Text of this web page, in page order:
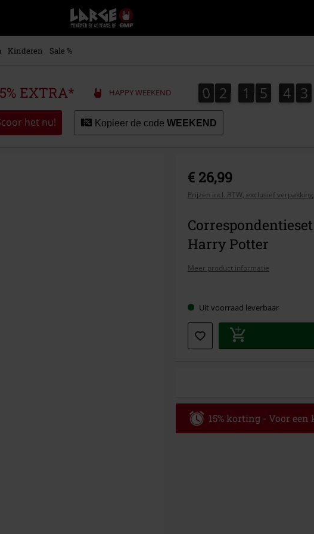
Large
–
Muziek-,
+
kleding
Kinderen Sale %
EXTRA* HAPPY WEEKEND 0
0 2
2 1
1 5
5 4
4 3
3
het nu! Kopieer de code WEEKEND
€ 26,99
Prijzen incl. BTW, exclusief
Harry Potter
Meer product informatie
Kies
je
maat
Uit voorraad leverbaar
15% korting - Voor een